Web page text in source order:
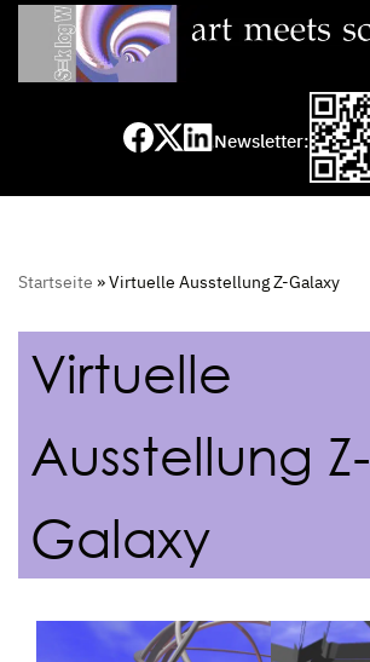
Zum
Newsletter:
Startseite »Virtuelle Ausstellung Z-Galaxy
Virtuelle
Ausstellung Z-
Galaxy